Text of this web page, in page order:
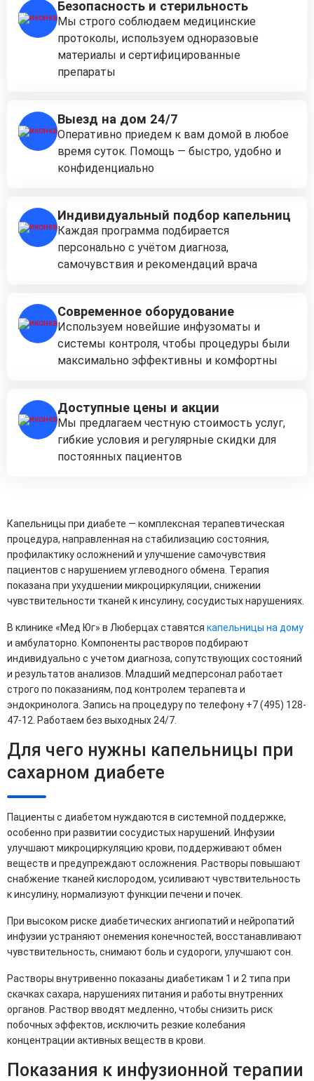
Безопасность и стерильность
Мы строго соблюдаем медицинские
протоколы, используем одноразовые
материалы и сертифицированные
препараты
Выезд на дом 24/7
Оперативно приедем к вам домой в любое
время суток. Помощь — быстро, удобно и
конфиденциально
Индивидуальный подбор капельниц
Каждая программа подбирается
персонально с учётом диагноза,
самочувствия и рекомендаций врача
Современное оборудование
Используем новейшие инфузоматы и
системы контроля, чтобы процедуры были
максимально эффективны и комфортны
Доступные цены и акции
Мы предлагаем честную стоимость услуг,
гибкие условия и регулярные скидки для
постоянных пациентов
Капельницы при диабете — комплексная терапевтическая
процедура, направленная на стабилизацию состояния,
профилактику осложнений и улучшение самочувствия
пациентов с нарушением углеводного обмена. Терапия
показана при ухудшении микроциркуляции, снижении
чувствительности тканей к инсулину, сосудистых нарушениях.
В клинике «Мед Юг» в Люберцах ставятся капельницы на дому
и амбулаторно. Компоненты растворов подбирают
индивидуально с учетом диагноза, сопутствующих состояний
и результатов анализов. Младший медперсонал работает
строго по показаниям, под контролем терапевта и
эндокринолога. Запись на процедуру по телефону +7 (495) 128-
47-12. Работаем без выходных 24/7.
Для чего нужны капельницы при
сахарном диабете
Пациенты с диабетом нуждаются в системной поддержке,
особенно при развитии сосудистых нарушений. Инфузии
улучшают микроциркуляцию крови, поддерживают обмен
веществ и предупреждают осложнения. Растворы повышают
снабжение тканей кислородом, усиливают чувствительность
к инсулину, нормализуют функции печени и почек.
При высоком риске диабетических ангиопатий и нейропатий
инфузии устраняют онемения конечностей, восстанавливают
чувствительность, снимают боль и судороги, улучшают сон.
Растворы внутривенно показаны диабетикам 1 и 2 типа при
скачках сахара, нарушениях питания и работы внутренних
органов. Раствор вводят медленно, чтобы снизить риск
побочных эффектов, исключить резкие колебания
концентрации активных веществ в крови.
Показания к инфузионной терапии